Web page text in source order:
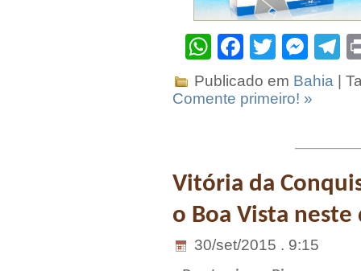
WhatsApp
Facebook
Twitter
Publicado em Bahia |
Comente primeiro! »
Vitória da
o Boa Vista
30/set/2015 . 9:15